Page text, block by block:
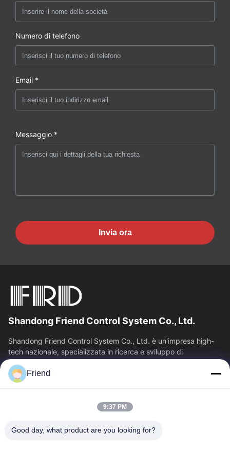
Numero di telefono
Email *
Messaggio *
Invia ora
Shandong Friend Control System Co., Ltd.
Shandong Friend Control System Co., Ltd. è un'impresa high-
tech nazionale, specializzata in ricerca e sviluppo di
strumentazione, produzione e...
Collegamenti Rapidi
Chi Siamo
Fatory Tour
Controllo Di Qualità
Friend
9:37 PM
Good day, what product are you looking for?